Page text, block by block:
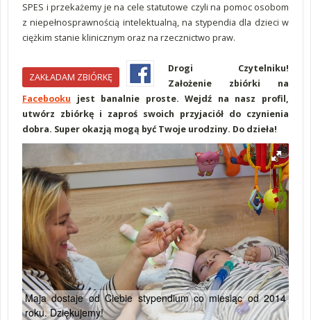
SPES i przekażemy je na cele statutowe czyli na pomoc osobom
z niepełnosprawnością intelektualną, na stypendia dla dzieci w
ciężkim stanie klinicznym oraz na rzecznictwo praw.
ZAKŁADAM ZBIÓRKĘ
Drogi Czytelniku!
Założenie zbiórki na
Facebooku jest banalnie proste. Wejdź na nasz profil,
utwórz zbiórkę i zaproś swoich przyjaciół do czynienia
dobra. Super okazją mogą być Twoje urodziny. Do dzieła!
Maja dostaje od Ciebie stypendium co miesiąc od 2014
roku. Dziękujemy!